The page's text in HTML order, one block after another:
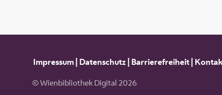
Impressum| Datenschutz| Barrierefreiheit|
© Wienbibliothek Digital 2026